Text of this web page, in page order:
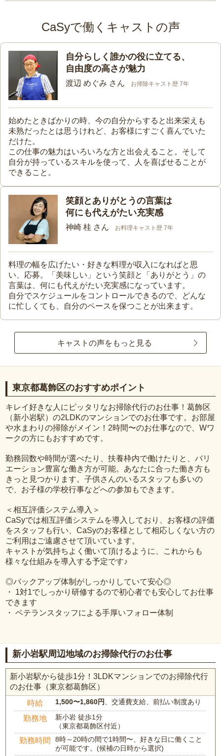
CaSyで働くキャストの声
自分らしく誰かの役に立てる、
自由度の高さが魅力
渡辺 めぐみ さん お掃除キャスト歴 7年
始めたときばかりの時、今の自分からすると出来栄えも
未熟だったとは思うけれど、お客様にすごく喜んでいた
だけた。
この仕事の魅力はいろいろな方と出会えること。そして
自分が持っているスキルを使って、人を喜ばせることが
できること。
笑顔とありがとうの言葉は
何にも代えがたい充実感
神崎 桂 さん お料理キャスト歴 7年
料理の幅を広げたい・好きな料理が収入になればと思
い、応募。「美味しい」という笑顔と「ありがとう」の
言葉は、何にも代えがたい充実感になっています。
自分でスケジュールをコントロールできるので、どんな
に忙しくても、自分のペースを保つことが出来ます。
キャストの声をもっと見る
東京都葛飾区のおすすめポイント
キレイ好きな人にピッタリなお掃除代行のお仕事！葛飾区
（新小岩駅）の2LDKのマンションでのお仕事です。お部屋
や水まわりの掃除がメイン！2時間〜のお仕事なので、Wワ
ークの方にもおすすめです。
勤務回数や時間が選べたり、扶養枠内で働けたりと、バリ
エーション豊富な働き方が可能。あなたに合った働き方も
きっと見つかります。子供さんのいるスタッフも多いの
で、お子様の学校行事などへの参加もできます。
＜相互評価システム導入＞
CaSyでは相互評価システムを導入しており、お客様の評価
をスタッフも行い、CaSyのお客様として相応しくない方の
ご利用はご遠慮させて頂いています。
キャストが気持ちよく働いて頂けるように、これからも
様々な仕組みを導入する予定です♪
◎バックアップ体制がしっかりしていて安心◎
・ 1対1でしっかり研修するので初心者でも安心してお仕事
できます
・ ベテランスタッフによる手厚いフォロー体制
新小岩駅周辺地域のお掃除代行のお仕事
新小岩駅から徒歩1分！3LDKマンションでのお掃除代行
のお仕事（東京都葛飾区）
時給 1,500〜1,860円、交通費支給、前払い制度あり
勤務地
新小岩 徒歩1分
（東京都葛飾区付近）
勤務時間
8時～20時の間で1時間〜、好きな日に働くこと
が可能です。(候補の日時から選択)